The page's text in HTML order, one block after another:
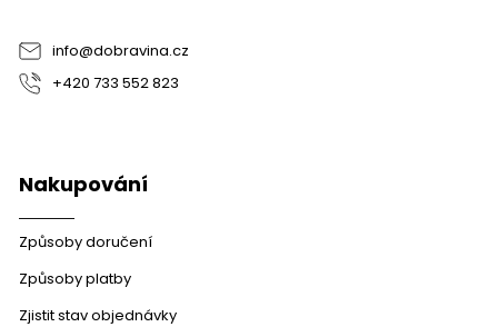
info@dobravina.cz
+420 733 552 823
Nakupování
Způsoby doručení
Způsoby platby
Zjistit stav objednávky